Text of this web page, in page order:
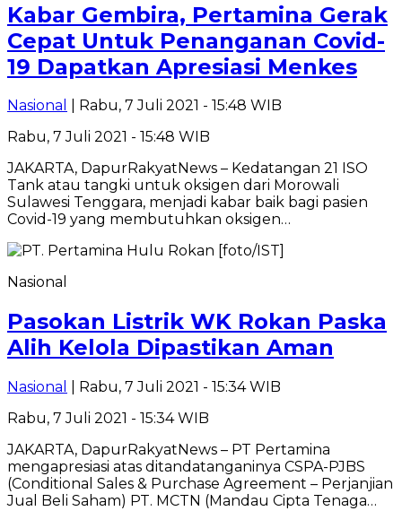
Kabar Gembira, Pertamina Gerak
Cepat Untuk Penanganan Covid-
19 Dapatkan Apresiasi Menkes
Nasional
| Rabu, 7 Juli 2021 - 15:48 WIB
Rabu, 7 Juli 2021 - 15:48 WIB
JAKARTA, DapurRakyatNews – Kedatangan 21 ISO
Tank atau tangki untuk oksigen dari Morowali
Sulawesi Tenggara, menjadi kabar baik bagi pasien
Covid-19 yang membutuhkan oksigen…
Nasional
Pasokan Listrik WK Rokan Paska
Alih Kelola Dipastikan Aman
Nasional
| Rabu, 7 Juli 2021 - 15:34 WIB
Rabu, 7 Juli 2021 - 15:34 WIB
JAKARTA, DapurRakyatNews – PT Pertamina
mengapresiasi atas ditandatanganinya CSPA-PJBS
(Conditional Sales & Purchase Agreement – Perjanjian
Jual Beli Saham) PT. MCTN (Mandau Cipta Tenaga…